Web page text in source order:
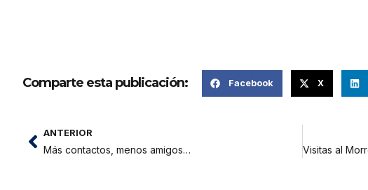
Comparte esta publicación: Facebook X
ANTERIOR
Más contactos, menos amigos…